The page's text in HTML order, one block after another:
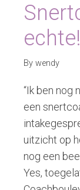
echte!
By wendy
“Ik ben nog
een
uitzicht op
nog een
Yes,